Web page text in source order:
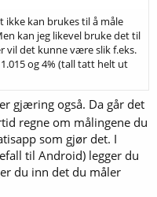
ikke kan brukes til å måle
kan jeg likevel bruke det til
vil det kunne være slik f.eks.
og 4% (tall tatt helt ut
gjæring også. Da går det
regne om målingene du
som gjør det. I
til Android) legger du
du inn det du måler